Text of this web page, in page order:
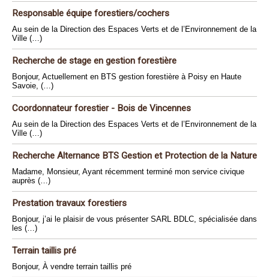
Responsable équipe forestiers/cochers
Au sein de la Direction des Espaces Verts et de l’Environnement de la
Ville (…)
Recherche de stage en gestion forestière
Bonjour, Actuellement en BTS gestion forestière à Poisy en Haute
Savoie, (…)
Coordonnateur forestier - Bois de Vincennes
Au sein de la Direction des Espaces Verts et de l’Environnement de la
Ville (…)
Recherche Alternance BTS Gestion et Protection de la Nature
Madame, Monsieur, Ayant récemment terminé mon service civique
auprès (…)
Prestation travaux forestiers
Bonjour, j’ai le plaisir de vous présenter SARL BDLC, spécialisée dans
les (…)
Terrain taillis pré
Bonjour, À vendre terrain taillis pré